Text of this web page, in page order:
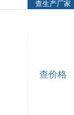
查生产厂家
查价格